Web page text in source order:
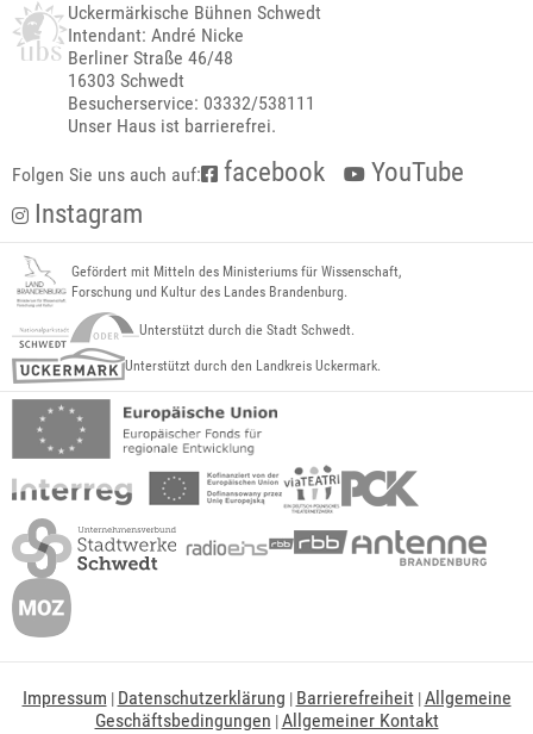
Uckermärkische Bühnen Schwedt
Intendant: André Nicke
Berliner Straße 46/48
16303 Schwedt
Besucherservice: 03332/538111
Unser Haus ist barrierefrei.
Folgen Sie uns auch auf: facebook
YouTube
Instagram
Gefördert mit Mitteln des Ministeriums für Wissenschaft,
Forschung und Kultur des Landes Brandenburg.
Unterstützt durch die Stadt Schwedt.
Unterstützt durch den Landkreis Uckermark.
Impressum | Datenschutzerklärung | Barrierefreiheit|Allgemeine
Geschäftsbedingungen |Allgemeiner Kontakt